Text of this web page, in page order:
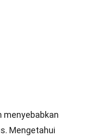
menyebabkan
Mengetahui